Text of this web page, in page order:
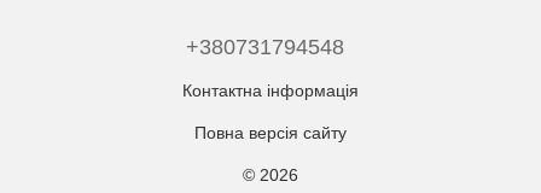
+380731794548
Контактна інформація
Повна версія сайту
© 2026